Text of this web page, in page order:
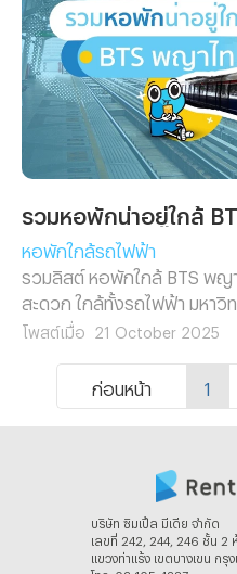
รวมหอพักน่าอยู่ใกล้
หอพักใกล้รถไฟฟ้า
รวมลิสต์ หอพักใกล้ BTS พญา
สะดวก ใกล้ทั้งรถไฟฟ้า มหาวิ
คนทำงานและนักศึกษาที่อยาก
โพสต์เมื่อ 21 October 2025
ก่อนหน้า 1
บริษัท ซิมเปิ้ล มีเดีย จํากัด
เลขที่ 242, 244, 246 ชั้น 2
แขวงท่าแร้ง เขตบางเขน กรุ